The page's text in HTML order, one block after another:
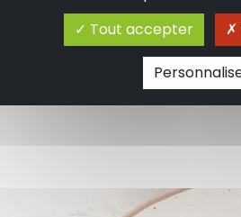
Ajouter au panier
Tout accepter